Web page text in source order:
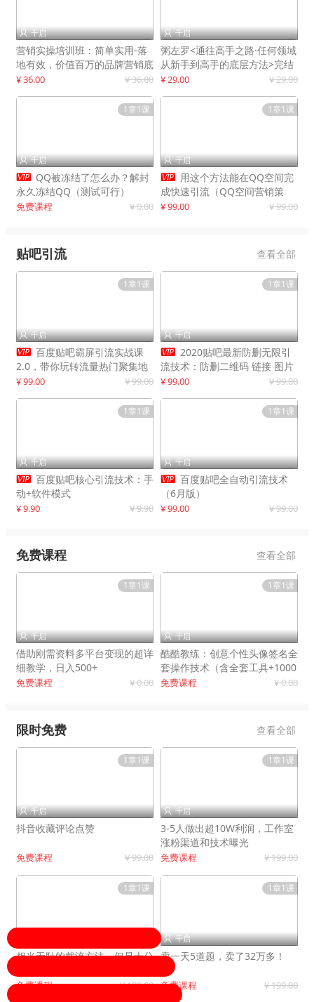
 千启
营销实操培训班：简单实用-落
地有效，价值百万的品牌营销底
层逻辑
¥ 36.00 ¥ 36.00
 千启
粥左罗<通往高手之路·任何领域
从新手到高手的底层方法>完结
¥ 29.00 ¥ 29.00
1章1课
 千启
 QQ被冻结了怎么办？解封
永久冻结QQ（测试可行）
免费课程 ¥ 0.00
1章1课
 千启
 用这个方法能在QQ空间完
成快速引流（QQ空间营销策
略）
¥ 99.00 ¥ 99.00
贴吧引流 查看全部
1章1课
 千启
 百度贴吧霸屏引流实战课
2.0，带你玩转流量热门聚集地
¥ 99.00 ¥ 99.00
1章1课
 千启
 2020贴吧最新防删无限引
流技术：防删二维码 链接 图片
制作
¥ 99.00 ¥ 99.00
1章1课
 千启
 百度贴吧核心引流技术：手
动+软件模式
¥ 9.90 ¥ 9.90
1章1课
 千启
 百度贴吧全自动引流技术
（6月版）
¥ 99.00 ¥ 99.00
免费课程 查看全部
1章1课
 千启
借助刚需资料多平台变现的超详
细教学，日入500+
免费课程 ¥ 0.00
1章1课
 千启
酷酷教练：创意个性头像签名全
套操作技术（含全套工具+1000
套模板）
免费课程 ¥ 0.00
限时免费 查看全部
1章1课
 千启
抖音收藏评论点赞
免费课程 ¥ 99.00
1章1课
 千启
3-5人做出超10W利润，工作室
涨粉渠道和技术曝光
免费课程 ¥ 199.00
1章1课
相当无耻的截流方法，但是十分
免费课程 ¥ 199.00
1章1课
 千启
卖一天5道题，卖了32万多！
免费课程 ¥ 199.00